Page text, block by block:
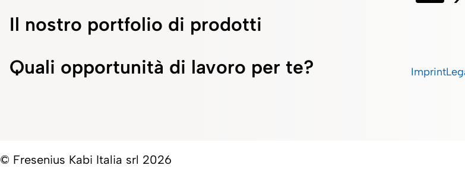
Il nostro portfolio di prodotti
Quali opportunità di lavoro per te?
Imprint
© Fresenius Kabi Italia srl 2026